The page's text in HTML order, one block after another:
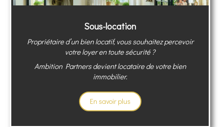
Sous-location
Propriétaire d’un bien locatif, vous souhaitez percevoir
votre loyer en toute sécurité ?
Ambition Partners devient locataire de votre bien
immobilier.
En savoir plus